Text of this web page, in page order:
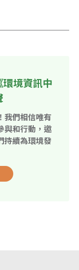
境資訊中
我們相信唯有
與和行動，邀
持續為環境發